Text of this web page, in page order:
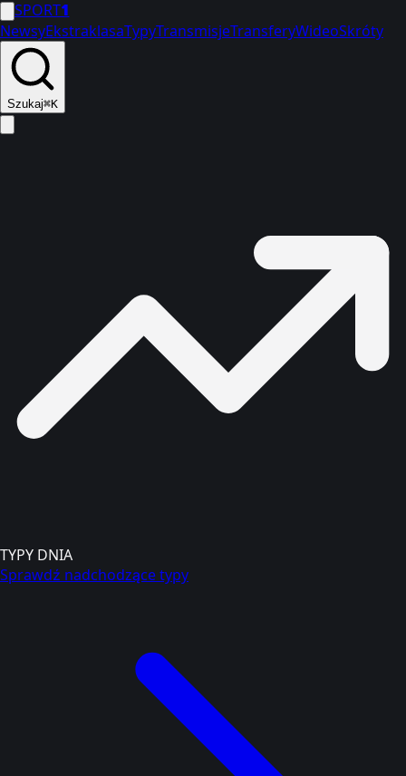
SPORT1
NewsyEkstraklasaTypyTransmisjeTransferyWideoSkróty
Szukaj⌘K
TYPY DNIA
Sprawdź nadchodzące typy